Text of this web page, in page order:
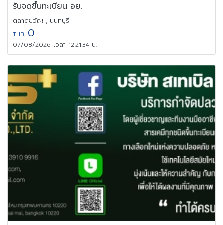
รับจดขึ้นทะเบียน อย.
ตลาดขวัญ , นนทบุรี
THB 0
07/08/2026 เวลา 12:21:34 น.